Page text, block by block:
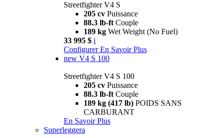
Streetfighter V4 S
205 cv Puissance
88.3 lb-ft Couple
189 kg Wet Weight (No Fuel)
33 995 $ i
Configurer En Savoir Plus
new V4 S 100
Streetfighter V4 S 100
205 cv Puissance
88.3 lb-ft Couple
189 kg (417 lb) POIDS SANS
CARBURANT
En Savoir Plus
Superleggera